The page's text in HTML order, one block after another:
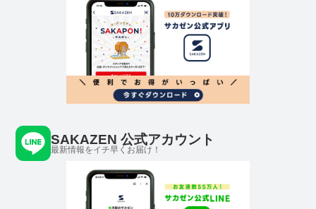
SAKAZEN 公式アカウント
最新情報をイチ早くお届け！